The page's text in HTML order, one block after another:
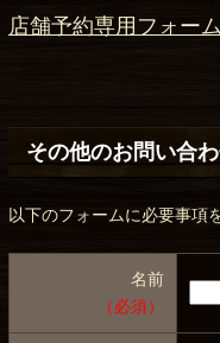
店舗予約専用フォー
その他のお問い合
以下のフォームに必要事項
名前
（必須）